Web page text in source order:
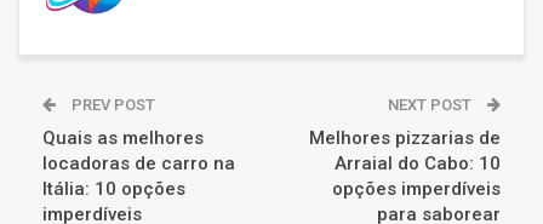
PREV POST
Quais as melhores
locadoras de carro na
Itália: 10 opções
imperdíveis
NEXT POST
Melhores pizzarias de
Arraial do Cabo: 10
opções imperdíveis
para saborear